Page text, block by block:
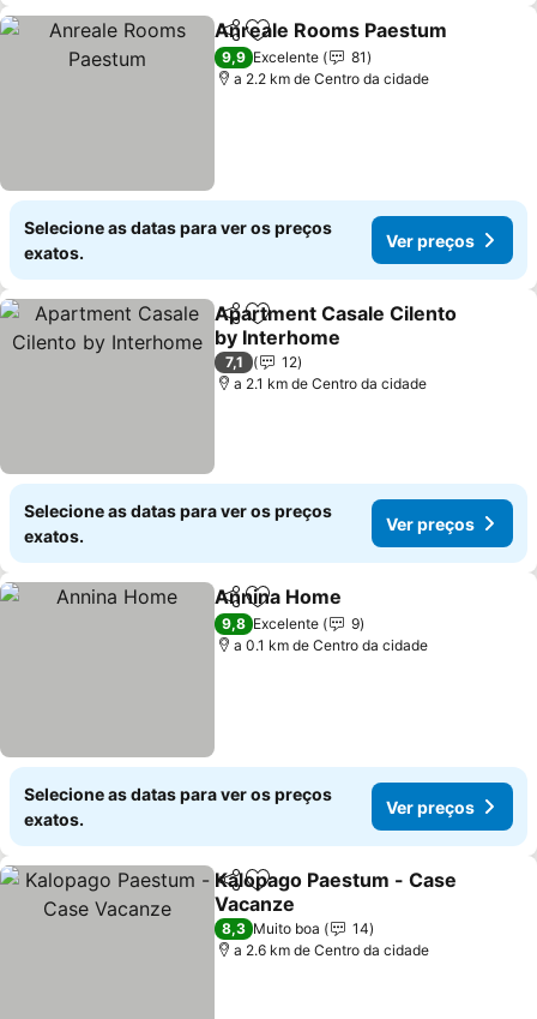
PartilharAdicionar aos favoritos
Anreale Rooms Paestum
9,9 Excelente
81
a 2.2 km de Centro da cidade
Selecione as datas para ver os preços
exatos.
Ver preços
PartilharAdicionar aos favoritos
Apartment Casale Cilento
by Interhome
7,1
12
a 2.1 km de Centro da cidade
Selecione as datas para ver os preços
exatos.
Ver preços
PartilharAdicionar aos favoritos
Annina Home
9,8 Excelente
9
a 0.1 km de Centro da cidade
Selecione as datas para ver os preços
exatos.
Ver preços
PartilharAdicionar aos favoritos
Kalopago Paestum - Case
Vacanze
8,3 Muito boa
14
a 2.6 km de Centro da cidade